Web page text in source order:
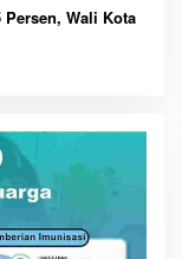
Wali Kota